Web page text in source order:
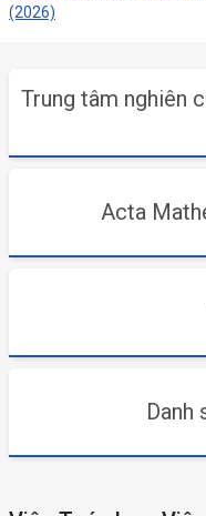
(2026)
Trung tâm nghiên
Acta
Danh